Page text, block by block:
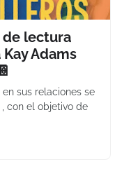
de lectura
Adams
sus relaciones se
con el objetivo de